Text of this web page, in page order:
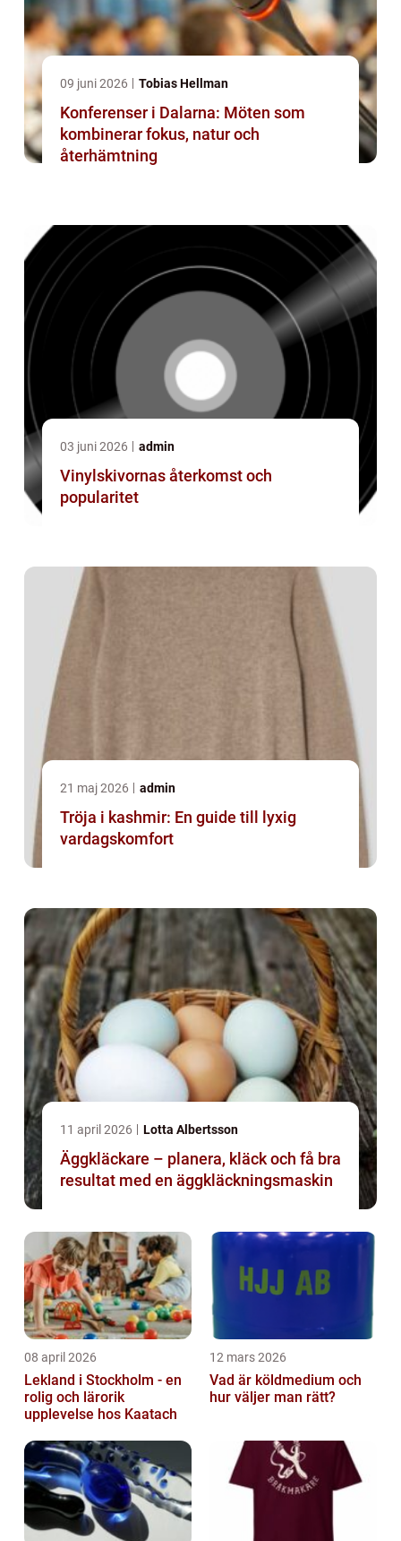
09 juni 2026 Tobias Hellman
Konferenser i Dalarna: Möten som
kombinerar fokus, natur och
återhämtning
03 juni 2026 admin
Vinylskivornas återkomst och
popularitet
21 maj 2026 admin
Tröja i kashmir: En guide till lyxig
vardagskomfort
11 april 2026 Lotta Albertsson
Äggkläckare – planera, kläck och få bra
resultat med en äggkläckningsmaskin
08 april 2026
Lekland i Stockholm - en
rolig och lärorik
upplevelse hos Kaatach
12 mars 2026
Vad är köldmedium och
hur väljer man rätt?